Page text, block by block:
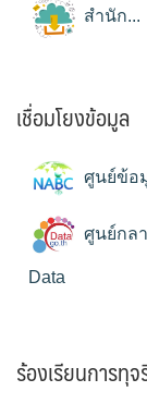
สำนัก...
เชื่อมโยงข้อมูล
ศูนย์ข้อ
ศูนย์กล
Data
ร้องเรียนการทุ